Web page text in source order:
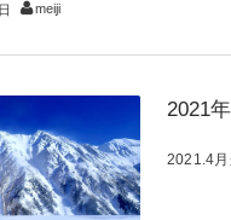
meiji
2021
2021.4